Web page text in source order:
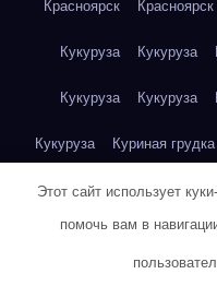
Красноярск Красноярск
Кукуруза Кукуруза
Кукуруза Кукуруза
Кукуруза Куриная грудка
Куриная грудка
Этот сайт использует
помочь вам в